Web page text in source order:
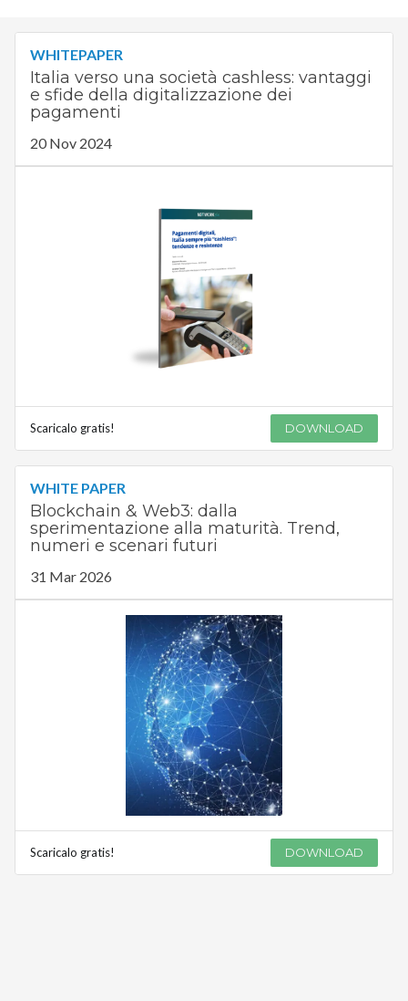
WHITEPAPER
Italia verso una società cashless: vantaggi
e sfide della digitalizzazione dei
pagamenti
20 Nov 2024
Scaricalo gratis! DOWNLOAD
WHITE PAPER
Blockchain & Web3: dalla
sperimentazione alla maturità. Trend,
numeri e scenari futuri
31 Mar 2026
Scaricalo gratis! DOWNLOAD